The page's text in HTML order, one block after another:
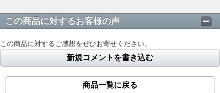
この商品に対するお客様の声
この商品に対するご感想をぜひお寄せください。
新規コメントを書き込む
商品一覧に戻る